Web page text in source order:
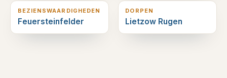
BEZIENSWAARDIGHEDEN
Feuersteinfelder
DORPEN
Lietzow Rugen